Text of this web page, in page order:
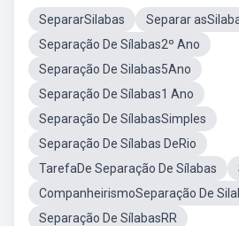
SepararSilabas
Separar
Separação De Sílabas2º Ano
Separação De Silabas5Ano
Separação De Sílabas1 Ano
Separação De SílabasSimples
Separação De Sílabas DeRio
TarefaDe Separação De Sílabas
CompanheirismoSeparação De
Separação De SílabasRR